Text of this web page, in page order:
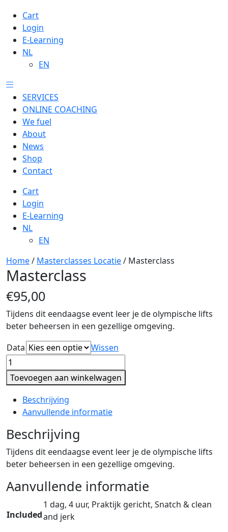
Cart
Login
E-Learning
NL
EN
SERVICES
ONLINE COACHING
We fuel
About
News
Shop
Contact
Cart
Login
E-Learning
NL
EN
Home/ Masterclasses Locatie/ Masterclass
Masterclass
€95,00
Tijdens dit eendaagse event leer je de olympische lifts
beter beheersen in een gezellige omgeving.
Data
Wissen
Masterclass
aantal
Toevoegen aan winkelwagen
Beschrijving
Aanvullende informatie
Beschrijving
Tijdens dit eendaagse event leer je de olympische lifts
beter beheersen in een gezellige omgeving.
Aanvullende informatie
Included
1 dag, 4 uur, Praktijk gericht, Snatch & clean
and jerk